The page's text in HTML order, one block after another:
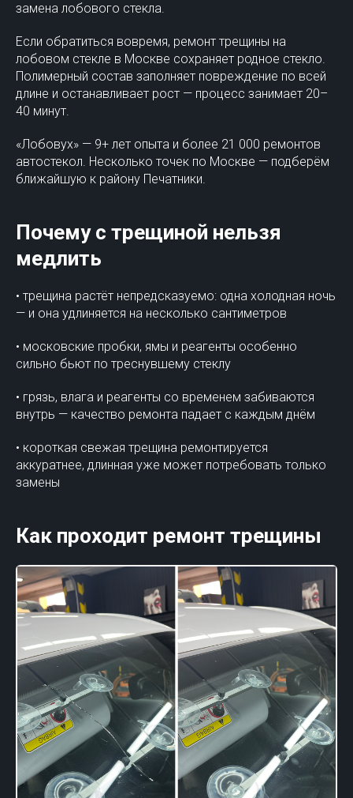
замена лобового стекла.
Если обратиться вовремя, ремонт трещины на
лобовом стекле в Москве сохраняет родное стекло.
Полимерный состав заполняет повреждение по всей
длине и останавливает рост — процесс занимает 20–
40 минут.
«Лобовух» — 9+ лет опыта и более 21 000 ремонтов
автостекол. Несколько точек по Москве — подберём
ближайшую к району Печатники.
Почему с трещиной нельзя
медлить
• трещина растёт непредсказуемо: одна холодная ночь
— и она удлиняется на несколько сантиметров
• московские пробки, ямы и реагенты особенно
сильно бьют по треснувшему стеклу
• грязь, влага и реагенты со временем забиваются
внутрь — качество ремонта падает с каждым днём
• короткая свежая трещина ремонтируется
аккуратнее, длинная уже может потребовать только
замены
Как проходит ремонт трещины